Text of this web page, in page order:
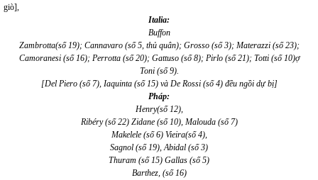
giò],
Italia:
Buffon
Zambrotta(số 19); Cannavaro (số 5, thủ quân); Grosso (số 3); Materazzi (số 23);
Camoranesi (số 16); Perrotta (số 20); Gattuso (số 8); Pirlo (số 21); Totti (số 10)ợ
Toni (số 9).
[Del Piero (số 7), Iaquinta (số 15) và De Rossi (số 4) đều ngồi dự bị]
Pháp:
Henry(số 12),
Ribéry (số 22) Zidane (số 10), Malouda (số 7)
Makelele (số 6) Vieira(số 4),
Sagnol (số 19), Abidal (số 3)
Thuram (số 15) Gallas (số 5)
Barthez, (số 16)